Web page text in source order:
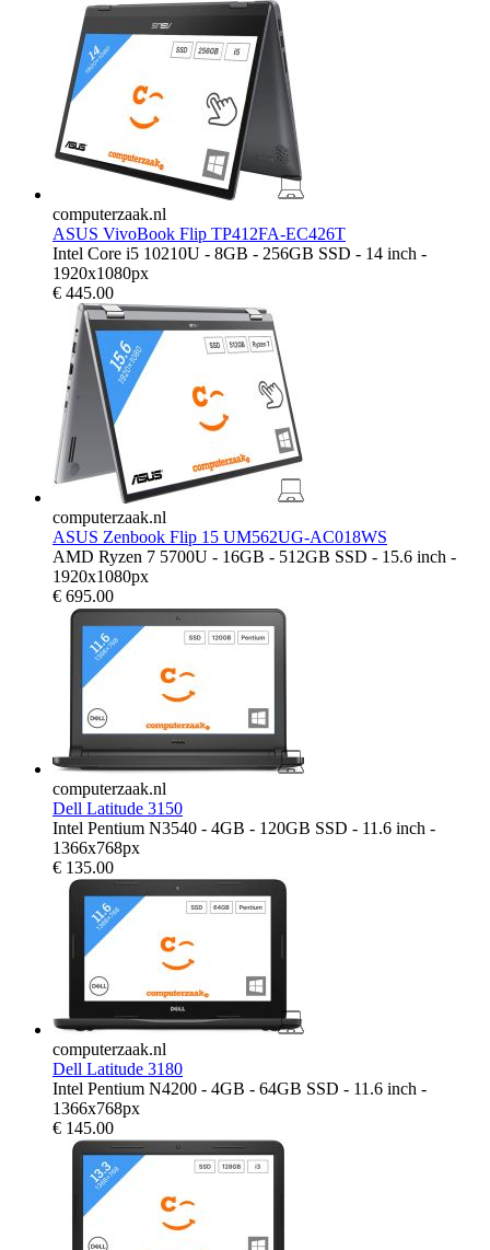
computerzaak.nl
ASUS VivoBook Flip TP412FA-EC426T
Intel Core i5 10210U - 8GB - 256GB SSD - 14 inch -
1920x1080px
€ 445.00
computerzaak.nl
ASUS Zenbook Flip 15 UM562UG-AC018WS
AMD Ryzen 7 5700U - 16GB - 512GB SSD - 15.6 inch -
1920x1080px
€ 695.00
computerzaak.nl
Dell Latitude 3150
Intel Pentium N3540 - 4GB - 120GB SSD - 11.6 inch -
1366x768px
€ 135.00
computerzaak.nl
Dell Latitude 3180
Intel Pentium N4200 - 4GB - 64GB SSD - 11.6 inch -
1366x768px
€ 145.00